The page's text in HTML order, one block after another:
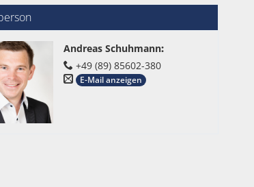
Andreas Schuhmann:
+49 (89) 85602-380
E-Mail anzeigen